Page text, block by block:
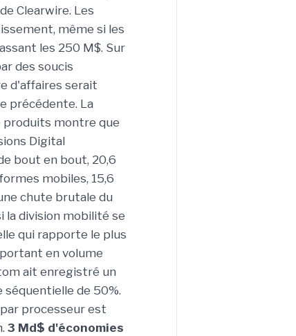
Clearwire. Les
même si les
les 250 M$. Sur
des soucis
d'affaires serait
précédente. La
produits montre que
Digital
bout en bout, 20,6
mobiles, 15,6
chute brutale du
la division mobilité se
qui rapporte le plus
en volume
ait enregistré un
de 50%.
processeur est
3 Md$ d'économies